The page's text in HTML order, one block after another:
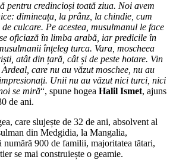
pentru credincioși toată ziua. Noi avem
dimineața, la prânz, la chindie, cum
culcare. Pe acestea, musulmanul le face
oficiază în limba arabă, iar predicile în
înțeleg turca. Vara, moscheea
atât din țară, cât și de peste hotare. Vin
care nu au văzut moschee, nu au
Unii nu au văzut nici turci, nici
se miră“, spune hogea Halil Ismet, ajuns
de ani.
care slujește de 32 de ani, absolvent al
din Medgidia, la Mangalia,
numără 900 de familii, majoritatea tătari,
se mai construiește o geamie.